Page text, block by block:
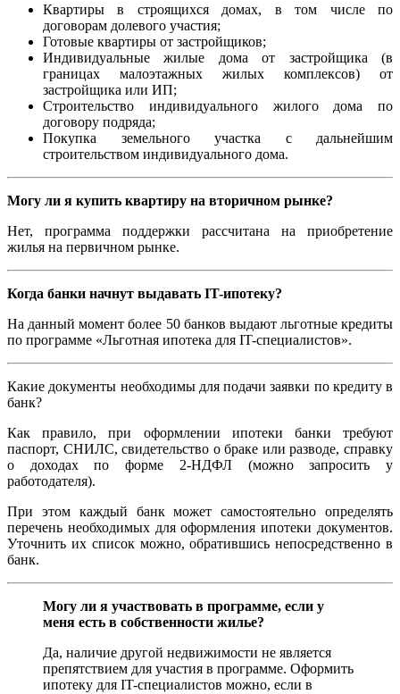
Квартиры в строящихся домах, в том числе по
договорам долевого участия;
Готовые квартиры от застройщиков;
Индивидуальные жилые дома от застройщика (в
границах малоэтажных жилых комплексов) от
застройщика или ИП;
Строительство индивидуального жилого дома по
договору подряда;
Покупка земельного участка с дальнейшим
строительством индивидуального дома.
Могу ли я купить квартиру на вторичном рынке?
Нет, программа поддержки рассчитана на приобретение
жилья на первичном рынке.
Когда банки начнут выдавать IT-ипотеку?
На данный момент более 50 банков выдают льготные кредиты
по программе «Льготная ипотека для IT-специалистов».
Какие документы необходимы для подачи заявки по кредиту в
банк?
Как правило, при оформлении ипотеки банки требуют
паспорт, СНИЛС, свидетельство о браке или разводе, справку
о доходах по форме 2-НДФЛ (можно запросить у
работодателя).
При этом каждый банк может самостоятельно определять
перечень необходимых для оформления ипотеки документов.
Уточнить их список можно, обратившись непосредственно в
банк.
Могу ли я участвовать в программе, если у
меня есть в собственности жилье?
Да, наличие другой недвижимости не является
препятствием для участия в программе. Оформить
ипотеку для IT-специалистов можно, если в